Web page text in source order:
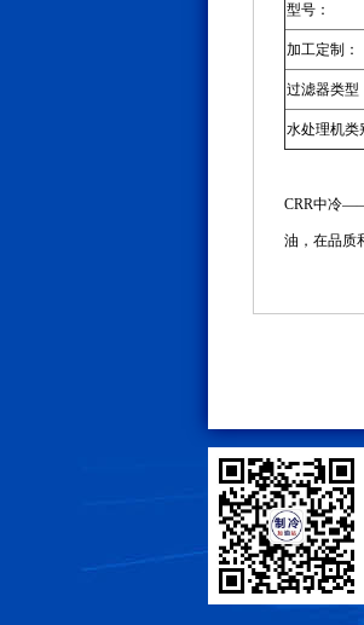
型号：
加工定制：
过滤器类型
水处理机类
CRR中冷
油，在品质